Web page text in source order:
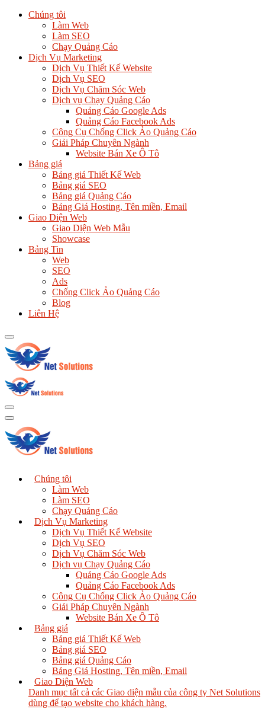
Chúng tôi
Làm Web
Làm SEO
Chạy Quảng Cáo
Dịch Vụ Marketing
Dịch Vụ Thiết Kế Website
Dịch Vụ SEO
Dịch Vụ Chăm Sóc Web
Dịch vụ Chạy Quảng Cáo
Quảng Cáo Google Ads
Quảng Cáo Facebook Ads
Công Cụ Chống Click Ảo Quảng Cáo
Giải Pháp Chuyên Ngành
Website Bán Xe Ô Tô
Bảng giá
Bảng giá Thiết Kế Web
Bảng giá SEO
Bảng giá Quảng Cáo
Bảng Giá Hosting, Tên miền, Email
Giao Diện Web
Giao Diện Web Mẫu
Showcase
Bảng Tin
Web
SEO
Ads
Chống Click Ảo Quảng Cáo
Blog
Liên Hệ
Chúng tôi
Làm Web
Làm SEO
Chạy Quảng Cáo
Dịch Vụ Marketing
Dịch Vụ Thiết Kế Website
Dịch Vụ SEO
Dịch Vụ Chăm Sóc Web
Dịch vụ Chạy Quảng Cáo
Quảng Cáo Google Ads
Quảng Cáo Facebook Ads
Công Cụ Chống Click Ảo Quảng Cáo
Giải Pháp Chuyên Ngành
Website Bán Xe Ô Tô
Bảng giá
Bảng giá Thiết Kế Web
Bảng giá SEO
Bảng giá Quảng Cáo
Bảng Giá Hosting, Tên miền, Email
Giao Diện Web
Danh mục tất cả các Giao diện mẫu của công ty Net Solutions
dùng để tạo website cho khách hàng.